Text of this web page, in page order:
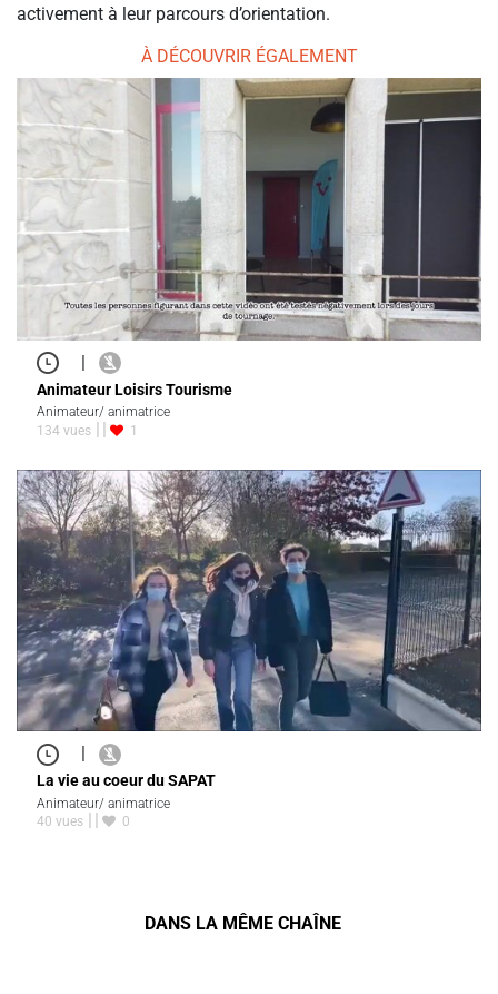
activement à leur parcours d’orientation.
À DÉCOUVRIR ÉGALEMENT
|
Animateur Loisirs Tourisme
Animateur/ animatrice
134 vues
1
|
La vie au coeur du SAPAT
Animateur/ animatrice
40 vues
0
DANS LA MÊME CHAÎNE